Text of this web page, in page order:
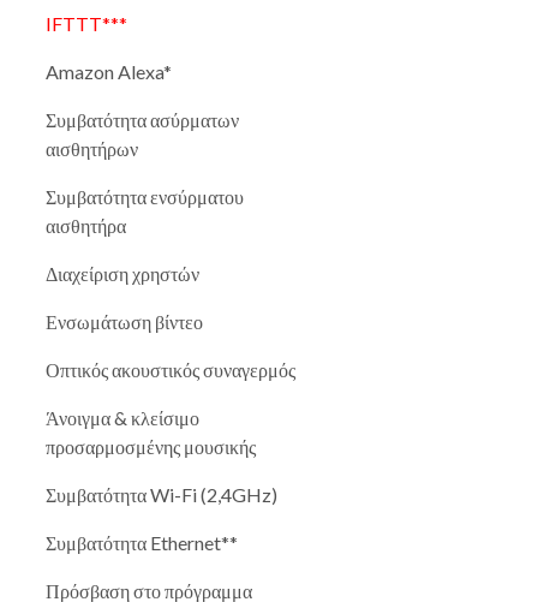
IFTTT***
Amazon Alexa*
Συμβατότητα ασύρματων
αισθητήρων
Συμβατότητα ενσύρματου
αισθητήρα
Διαχείριση χρηστών
Ενσωμάτωση βίντεο
Οπτικός ακουστικός συναγερμός
Άνοιγμα & κλείσιμο
προσαρμοσμένης μουσικής
Συμβατότητα Wi-Fi (2,4GHz)
Συμβατότητα Ethernet**
Πρόσβαση στο πρόγραμμα